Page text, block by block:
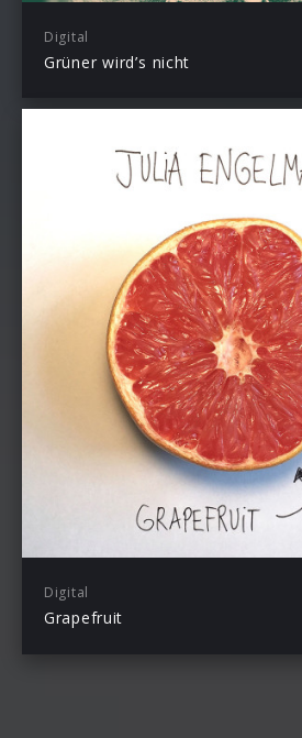
Digital
Grüner wird’s nicht
Digital
Grapefruit